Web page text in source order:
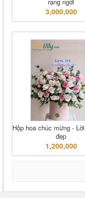
rạng ngời
3,000,000
Hộp hoa chúc mừng -
đẹp
1,200,000